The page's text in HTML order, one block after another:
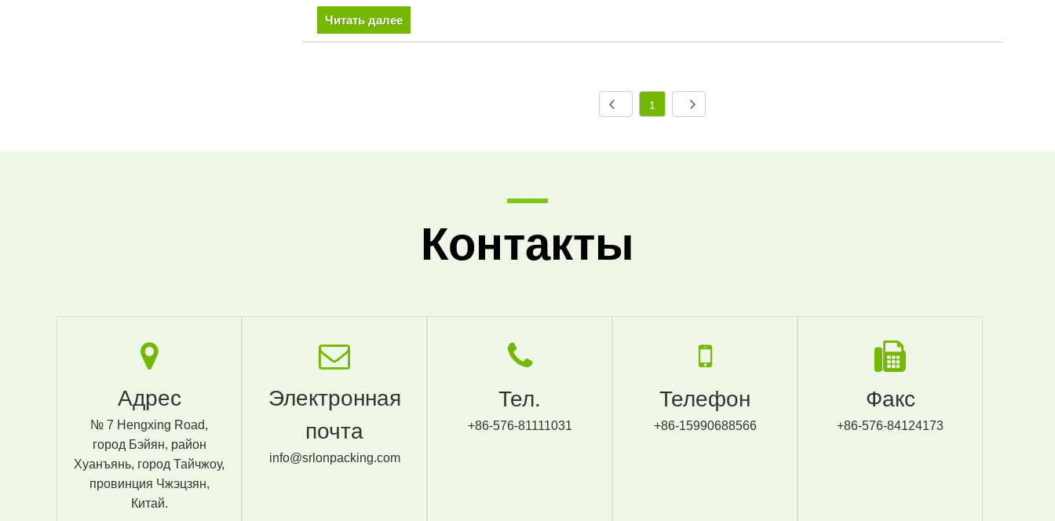
Читать далее
1
Контакты
Адрес
№ 7 Hengxing Road,
город Бэйян, район
Хуанъянь, город Тайчжоу,
провинция Чжэцзян,
Китай.
Электронная
почта
info@srlonpacking.com
Тел.
+86-576-81111031
Телефон
+86-15990688566
Факс
+86-576-84124173